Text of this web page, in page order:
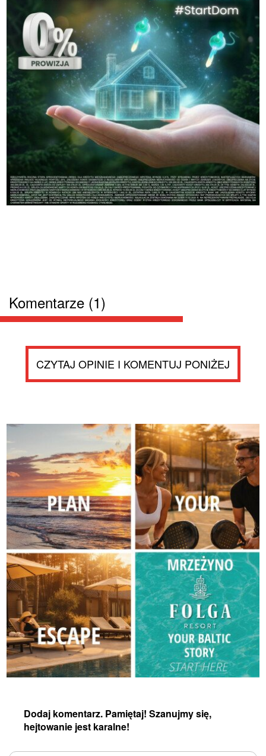
Komentarze (1)
CZYTAJ OPINIE I KOMENTUJ PONIŻEJ
Dodaj komentarz. Pamiętaj! Szanujmy się,
hejtowanie jest karalne!